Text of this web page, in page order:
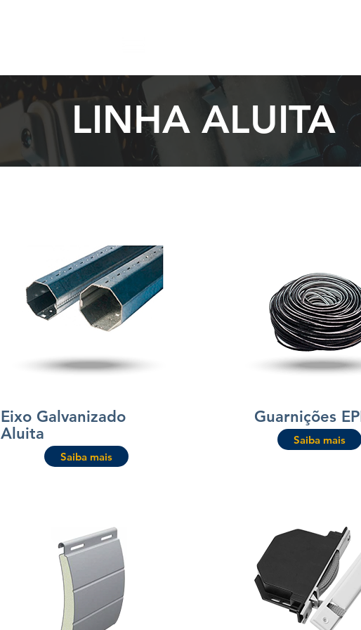
LINHA ALUITA
Eixo Galvanizado
Aluita
Saiba mais
Guarnições
Saiba mais